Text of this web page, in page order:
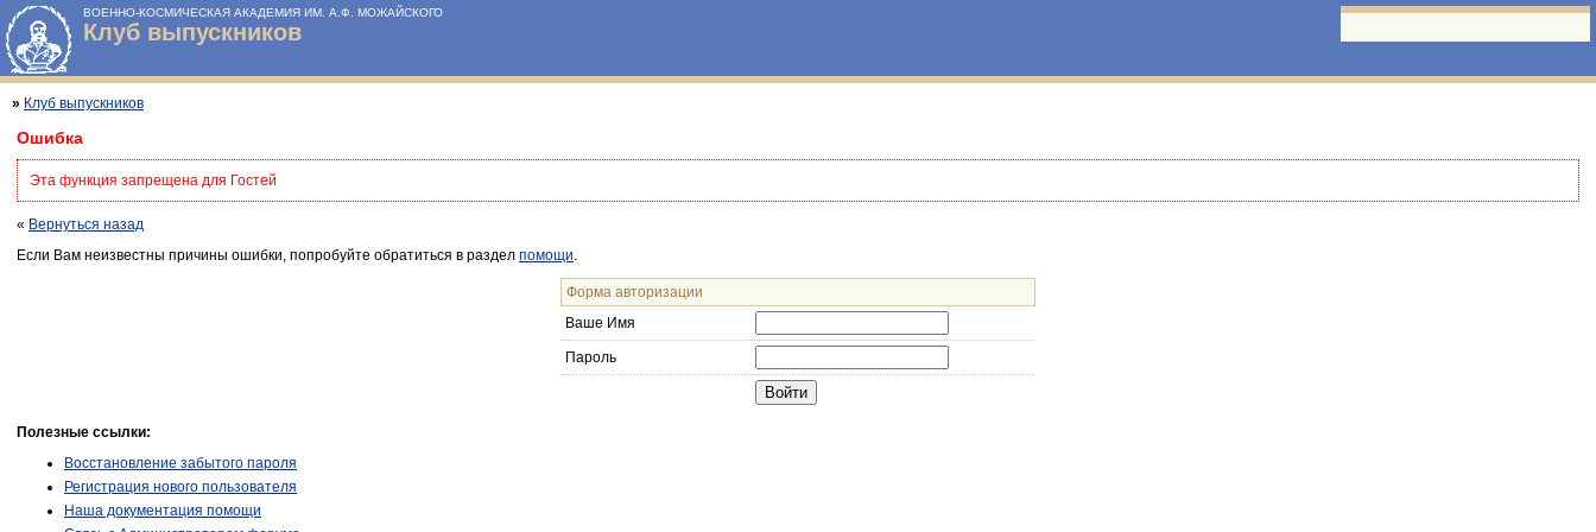
ВОЕННО-КОСМИЧЕСКАЯ АКАДЕМИЯ ИМ. А.Ф. МОЖАЙСКОГО
Клуб выпускников
» Клуб выпускников
Ошибка
Эта функция запрещена для Гостей
« Вернуться назад
Если Вам неизвестны причины ошибки, попробуйте обратиться в раздел помощи
Форма авторизации
Ваше Имя
Пароль
Полезные ссылки:
Восстановление забытого пароля
Регистрация нового пользователя
Наша документация помощи